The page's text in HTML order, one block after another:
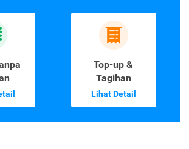
Top-up &
Tagihan
Lihat Detail